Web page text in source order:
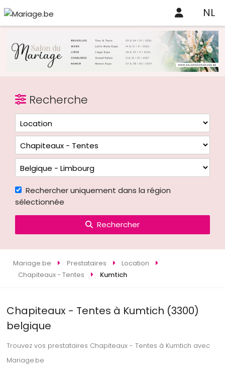
NL
Recherche
Rechercher uniquement dans la région
sélectionnée
Rechercher
Mariage.be Prestataires
Location
Chapiteaux - Tentes
Kumtich
Chapiteaux - Tentes à Kumtich (3300)
belgique
Trouvez vos prestataires Chapiteaux - Tentes à Kumtich avec
Mariage.be